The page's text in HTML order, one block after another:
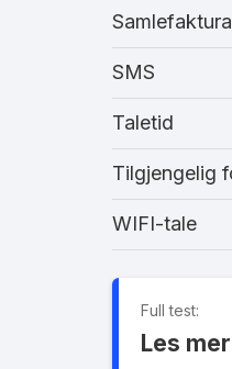
SMS
Taletid
Tilgjengelig
WIFI-tale
Full test:
Les